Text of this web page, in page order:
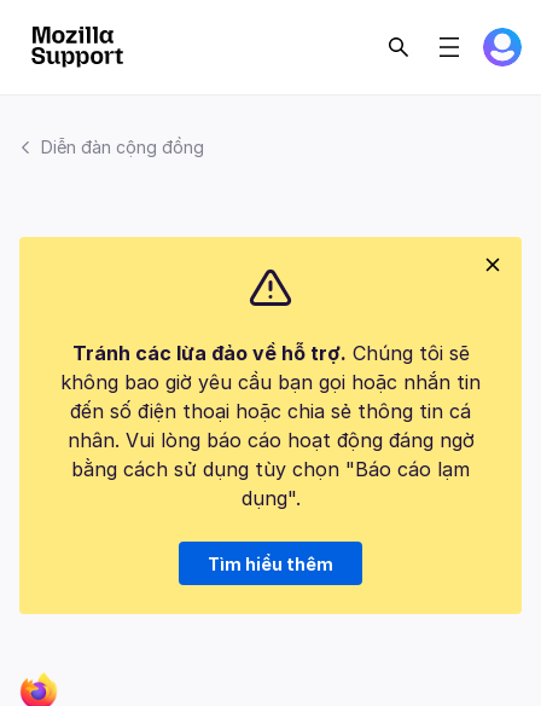
Diễn đàn cộng đồng
Tránh các lừa đảo về hỗ trợ. Chúng tôi sẽ
không bao giờ yêu cầu bạn gọi hoặc nhắn tin
đến số điện thoại hoặc chia sẻ thông tin cá
nhân. Vui lòng báo cáo hoạt động đáng ngờ
bằng cách sử dụng tùy chọn "Báo cáo lạm
dụng".
Tìm hiểu thêm